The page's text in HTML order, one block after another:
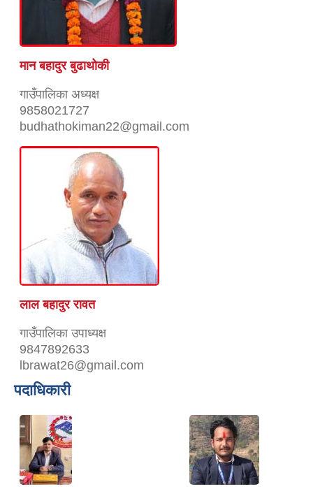
मान बहादुर बुढाथाेकी
गाउँपालिका अध्यक्ष
9858021727
budhathokiman22@gmail.com
लाल बहादुर रावत
गाउँपालिका उपाध्यक्ष
9847892633
lbrawat26@gmail.com
पदाधिकारी